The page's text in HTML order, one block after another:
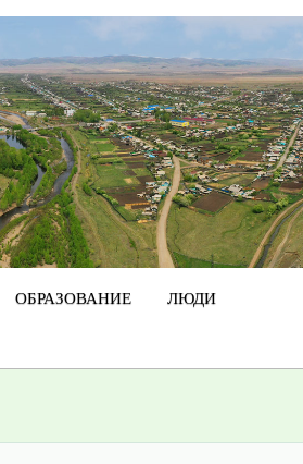
ОБРАЗОВАНИЕ ЛЮДИ